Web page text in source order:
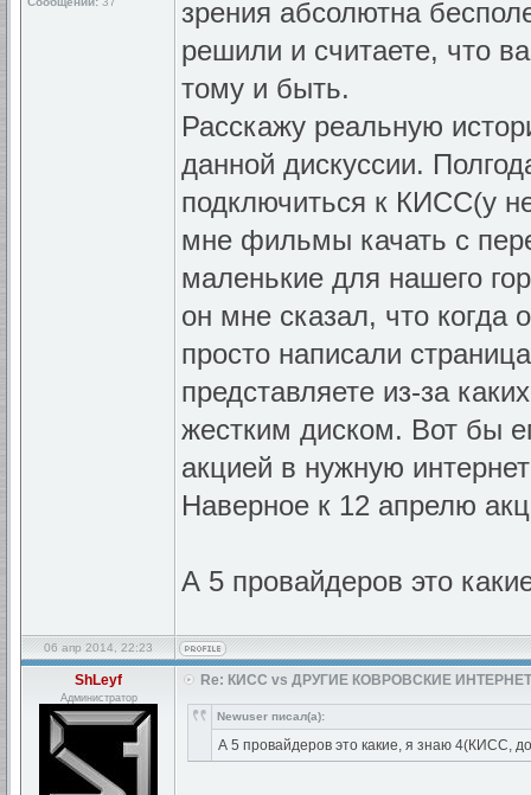
зрения абсолютна
решили и считаете, что
тому и быть.
Расскажу реальную
данной дискуссии.
подключиться к КИСС(у
мне фильмы качать с
маленькие для нашего
он мне сказал, что когда
просто написали
представляете из-за
жестким диском. Вот бы
акцией в нужную
Наверное к 12 апрелю
А 5 провайдеров это
06 апр 2014, 22:23
ShLeyf
Администратор
Re: КИСС vs ДРУГИЕ КОВРОВСКИЕ
Newuser писал(а):
А 5 провайдеров это какие, я знаю 4(КИСС,